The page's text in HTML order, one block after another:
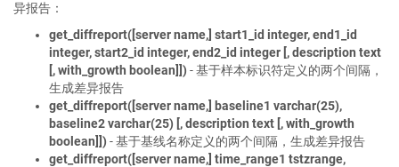
异报告：
get_diffreport([server name,] start1_id integer, end1_id
integer, start2_id integer, end2_id integer [, description text
[, with_growth boolean]]) - 基于样本标识符定义的两个间隔，
生成差异报告
get_diffreport([server name,] baseline1 varchar(25),
baseline2 varchar(25) [, description text [, with_growth
boolean]]) - 基于基线名称定义的两个间隔，生成差异报告
get_diffreport([server name,] time_range1 tstzrange,